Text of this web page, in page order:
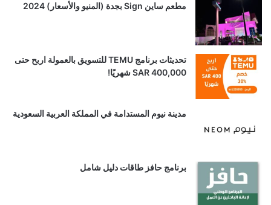
مطعم ساين Sign بجدة (المنيو والأسعار) 2024
تحديثات برنامج TEMU للتسويق بالعمولة اربح حتى
SAR 400,000 شهريًا!
مدينة نيوم المستدامة في المملكة العربية السعودية
برنامج حافز طاقات دليل شامل